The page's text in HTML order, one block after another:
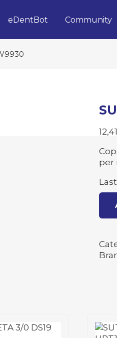
eDentBot Community
12,41
per